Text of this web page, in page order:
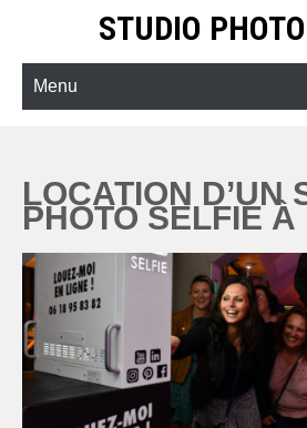
content
STUDIO
Menu
LOCATION D’UN
PHOTO SELFIE À